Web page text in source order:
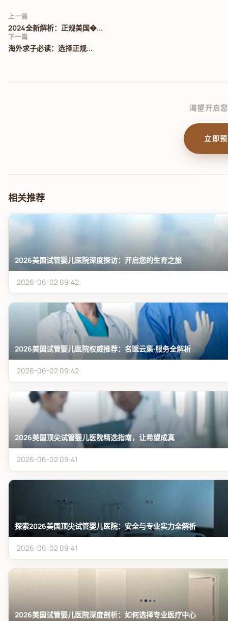
上一篇
2024全新解析：正规美国�...
下一篇
海外求子必读：选择正规...
渴望开启
立即
相关推荐
2026美国试管婴儿医院深度探访：开启您的生育之旅
2026-06-02 09:42
2026美国试管婴儿医院权威推荐：名医云集·服务全解析
2026-06-02 09:42
2026美国顶尖试管婴儿医院精选指南，让希望成真
2026-06-02 09:41
探索2026美国顶尖试管婴儿医院：安全与专业实力全解析
2026-06-02 09:41
2026美国试管婴儿医院深度剖析：如何选择专业医疗中心